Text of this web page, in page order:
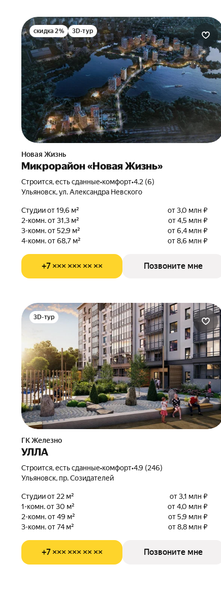
скидка 2% 3D-тур
Новая Жизнь
Микрорайон «Новая Жизнь»
Строится, есть сданные•комфорт•4.2 (6)
Ульяновск, ул. Александра Невского
Студии от 19,6 м²
от 3,0 млн ₽
2-комн. от 31,3 м²
от 4,5 млн ₽
3-комн. от 52,9 м²
от 6,4 млн ₽
4-комн. от 68,7 м²
от 8,6 млн ₽
+7 ××× ××× ×× ×× Позвоните мне
3D-тур
ГК Железно
УЛЛА
Строится, есть сданные•комфорт•4.9 (246)
Ульяновск, пр. Созидателей
Студии от 22 м²
от 3,1 млн ₽
1-комн. от 30 м²
от 4,0 млн ₽
2-комн. от 49 м²
от 5,9 млн ₽
3-комн. от 74 м²
от 8,8 млн ₽
+7 ××× ××× ×× ×× Позвоните мне